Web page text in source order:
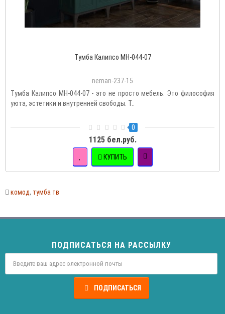
Тумба Калипсо МН-044-07
neman-237-15
Тумба Калипсо МН-044-07 - это не просто мебель. Это философия
уюта, эстетики и внутренней свободы. Т..
0
1125 бел.руб.
КУПИТЬ
комод, тумба тв
ПОДПИСАТЬСЯ НА РАССЫЛКУ
ПОДПИСАТЬСЯ